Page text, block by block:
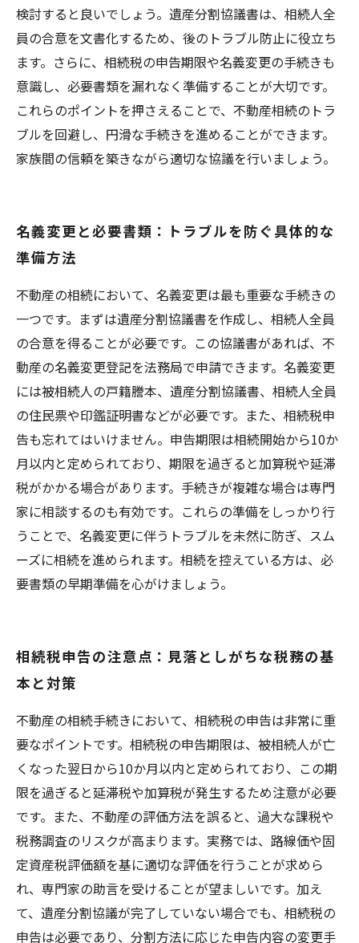
検討すると良いでしょう。遺産分割協議書は、相続人全
員の合意を文書化するため、後のトラブル防止に役立ち
ます。さらに、相続税の申告期限や名義変更の手続きも
意識し、必要書類を漏れなく準備することが大切です。
これらのポイントを押さえることで、不動産相続のトラ
ブルを回避し、円滑な手続きを進めることができます。
家族間の信頼を築きながら適切な協議を行いましょう。
名義変更と必要書類：トラブルを防ぐ具体的な
準備方法
不動産の相続において、名義変更は最も重要な手続きの
一つです。まずは遺産分割協議書を作成し、相続人全員
の合意を得ることが必要です。この協議書があれば、不
動産の名義変更登記を法務局で申請できます。名義変更
には被相続人の戸籍謄本、遺産分割協議書、相続人全員
の住民票や印鑑証明書などが必要です。また、相続税申
告も忘れてはいけません。申告期限は相続開始から10か
月以内と定められており、期限を過ぎると加算税や延滞
税がかかる場合があります。手続きが複雑な場合は専門
家に相談するのも有効です。これらの準備をしっかり行
うことで、名義変更に伴うトラブルを未然に防ぎ、スム
ーズに相続を進められます。相続を控えている方は、必
要書類の早期準備を心がけましょう。
相続税申告の注意点：見落としがちな税務の基
本と対策
不動産の相続手続きにおいて、相続税の申告は非常に重
要なポイントです。相続税の申告期限は、被相続人が亡
くなった翌日から10か月以内と定められており、この期
限を過ぎると延滞税や加算税が発生するため注意が必要
です。また、不動産の評価方法を誤ると、過大な課税や
税務調査のリスクが高まります。実務では、路線価や固
定資産税評価額を基に適切な評価を行うことが求めら
れ、専門家の助言を受けることが望ましいです。加え
て、遺産分割協議が完了していない場合でも、相続税の
申告は必要であり、分割方法に応じた申告内容の変更手